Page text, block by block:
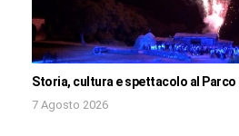
Storia, cultura e spettacolo al Parco
7 Agosto 2026